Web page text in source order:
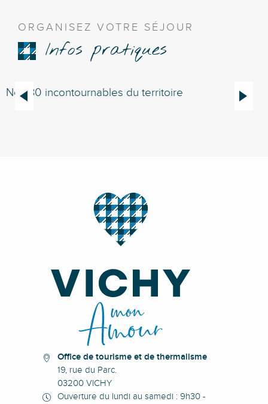
ORGANISEZ VOTRE SÉJOUR
Infos pratiques
Nos 30 incontournables du territoire
Office de tourisme et de thermalisme
19, rue du Parc.
03200 VICHY
Ouverture du lundi au samedi : 9h30 -